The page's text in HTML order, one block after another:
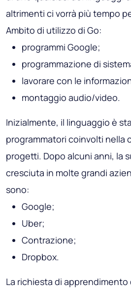
altrimenti ci vorrà più tempo
Ambito di utilizzo di Go:
programmi Google;
programmazione di
lavorare con le
montaggio audio/video.
Inizialmente, il linguaggio è
programmatori coinvolti nella
progetti. Dopo alcuni anni, la
cresciuta in molte grandi
sono:
Google;
Uber;
Contrazione;
Dropbox.
La richiesta di